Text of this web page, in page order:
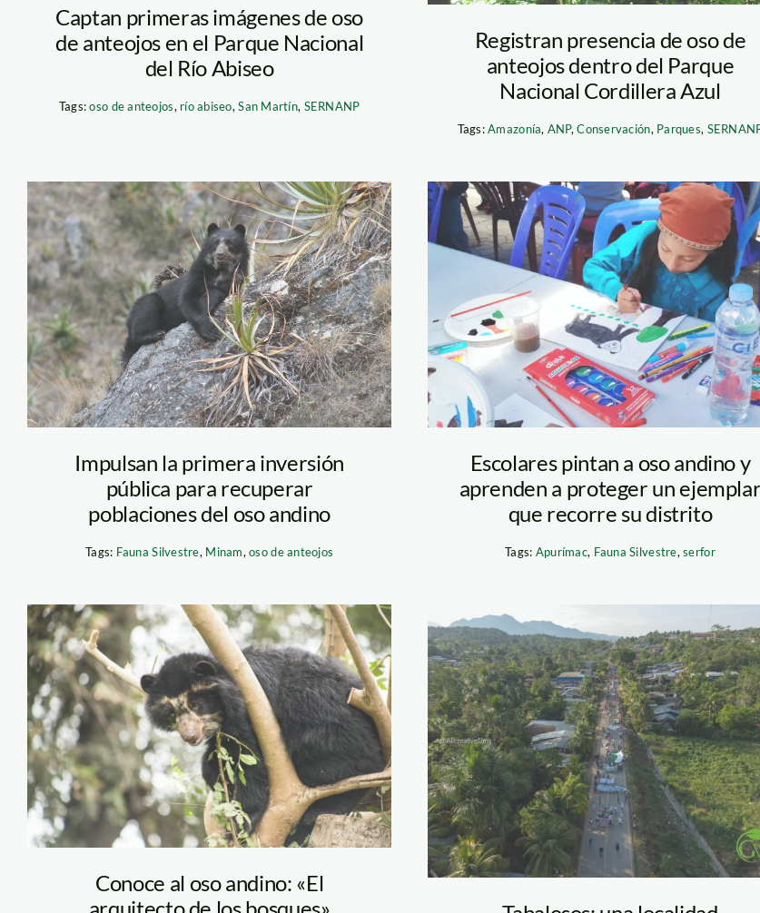
Captan primeras imágenes de oso
de anteojos en el Parque Nacional
del Río Abiseo
Tags:oso de anteojos, río abiseo,San Martín, SERNANP
Registran presencia de oso de
anteojos dentro del Parque
Nacional Cordillera Azul
Tags:Amazonía, ANP,Conservación, Parques,
Impulsan la primera inversión
pública para recuperar
poblaciones del oso andino
Tags: Fauna Silvestre, Minam,oso de anteojos
oso-de-anteojos
—serfor
Escolares pintan a oso andino y
aprenden a proteger un ejemplar
que recorre su distrito
Tags: Apurímac, Fauna Silvestre,serfor
P02[488:483] TT[3503]
E[117:0447]G[000:0x00] BV[85:-1]
IR[L:F:60] MOE[0:3] AL:[0:0] C[P] R1S1
serfor
Conoce al oso andino: «El
tabalosos –